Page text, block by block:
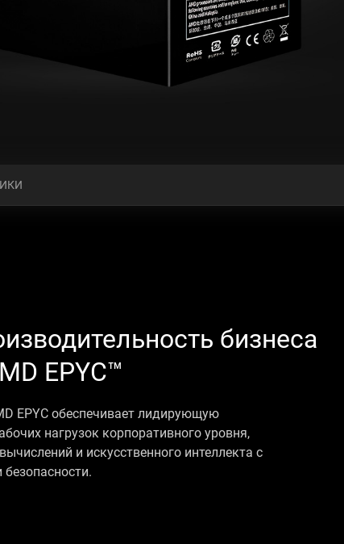
бизнеса
EPYC™
EPYC обеспечивает лидирующую
нагрузок корпоративного уровня,
и искусственного интеллекта с